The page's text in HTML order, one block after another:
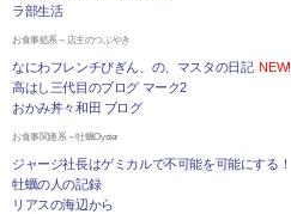
ラ部生活
お食事処系～店主のつぶやき
なにわフレンチびぎん、の、マスタの日記 NEW!
高はし三代目のブログ マーク2
おかみ丼々和田 ブログ
お食事関連系～牡蠣Oyster
ジャージ社長はゲミカルで不可能を可能にする！
牡蠣の人の記録
リアスの海辺から